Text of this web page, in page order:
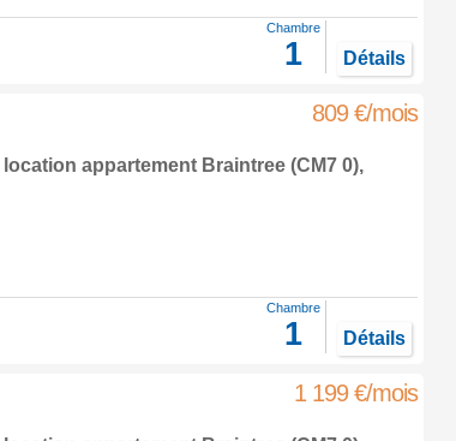
Chambre
1 Détails
809 €/mois
location appartement Braintree(CM7 0),
Chambre
1 Détails
1 199 €/mois